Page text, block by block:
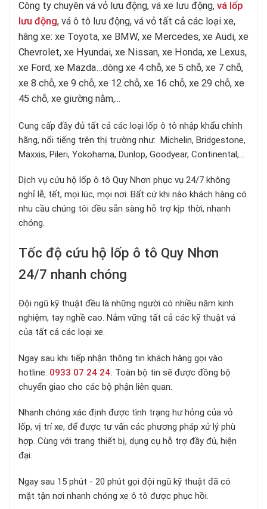
Công ty chuyên vá vỏ lưu động, vá xe lưu động, vá lốp
lưu động, vá ô tô lưu động, vá vỏ tất cả các loại xe,
hãng xe: xe Toyota, xe BMW, xe Mercedes, xe Audi, xe
Chevrolet, xe Hyundai, xe Nissan, xe Honda, xe Lexus,
xe Ford, xe Mazda…dòng xe 4 chỗ, xe 5 chỗ, xe 7 chỗ,
xe 8 chỗ, xe 9 chỗ, xe 12 chỗ, xe 16 chỗ, xe 29 chỗ, xe
45 chỗ, xe giường nằm,...
Cung cấp đầy đủ tất cả các loại lốp ô tô nhập khẩu chính
hãng, nổi tiếng trên thị trường như: Michelin, Bridgestone,
Maxxis, Pileri, Yokohama, Dunlop, Goodyear, Continental,...
Dịch vụ cứu hộ lốp ô tô Quy Nhơn phục vụ 24/7 không
nghỉ lễ, tết, mọi lúc, mọi nơi. Bất cứ khi nào khách hàng có
nhu cầu chúng tôi đều sẵn sàng hỗ trợ kịp thời, nhanh
chóng.
Tốc độ cứu hộ lốp ô tô Quy Nhơn
24/7 nhanh chóng
Đội ngũ kỹ thuật đều là những người có nhiều năm kinh
nghiệm, tay nghề cao. Nắm vững tất cả các kỹ thuật vá
của tất cả các loại xe.
Ngay sau khi tiếp nhận thông tin khách hàng gọi vào
hotline: 0933 07 24 24. Toàn bộ tin sẽ được đồng bộ
chuyển giao cho các bộ phận liên quan.
Nhanh chóng xác định được tình trạng hư hỏng của vỏ
lốp, vị trí xe, để được tư vấn các phương pháp xử lý phù
hợp. Cùng với trang thiết bị, dụng cụ hỗ trợ đầy đủ, hiện
đại.
Ngay sau 15 phút - 20 phút gọi đội ngũ kỹ thuật đã có
mặt tận nơi nhanh chóng xe ô tô được phục hồi.